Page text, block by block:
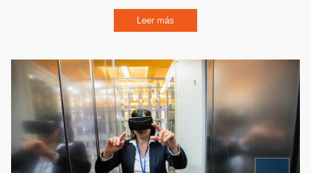
Leer más